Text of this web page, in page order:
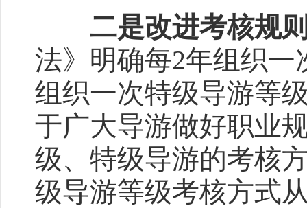
二是改进考核规
法》明确每2年组织
组织一次特级导游等
于广大导游做好职业
级、特级导游的考核
级导游等级考核方式